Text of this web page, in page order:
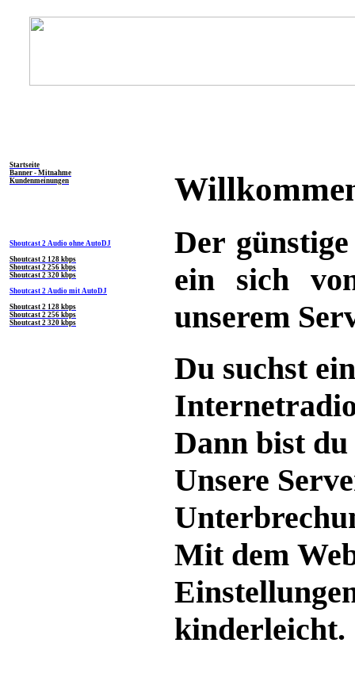
Startseite
Banner - Mitnahme
Kundenmeinungen
Shoutcast 2 Audio ohne AutoDJ
Shoutcast 2 128 kbps
Shoutcast 2 256 kbps
Shoutcast 2 320 kbps
Shoutcast 2 Audio mit AutoDJ
Shoutcast 2 128 kbps
Shoutcast 2 256 kbps
Shoutcast 2 320 kbps
Der
ein sich
unserem
Du suchst
Dann bist
Unsere
Mit dem
kinderleicht.